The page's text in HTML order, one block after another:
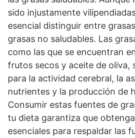
sido injustamente
esencial distinguir entre
grasas no saludables. Las
como las que se encuentran
frutos secos y aceite de oliva,
para la actividad cerebral, la
nutrientes y la producción de
Consumir estas fuentes de
tu dieta garantiza que
esenciales para respaldar las